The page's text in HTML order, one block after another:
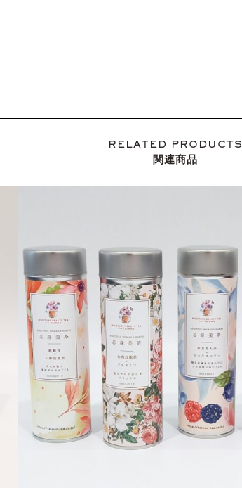
RELATED PRODUCTS
関連商品